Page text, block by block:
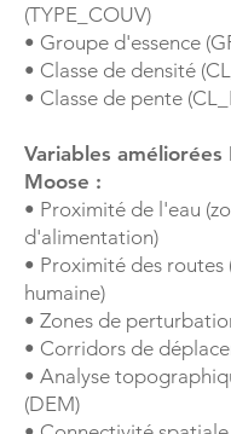
(TYPE_COUV)
• Groupe d'essence
• Classe de densité
• Classe de pente
Variables améliorées
Moose :
• Proximité de l'eau
d'alimentation)
• Proximité des
humaine)
• Zones de
• Corridors de
• Analyse
(DEM)